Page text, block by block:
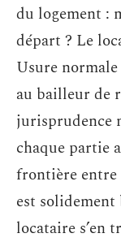
du logement :
départ ? Le
Usure
au bailleur de
jurisprudence
chaque partie
frontière entre
est
locataire s’en